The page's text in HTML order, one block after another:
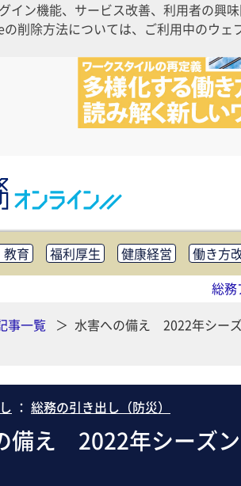
イン機能、サービス改善、利用者の興
削除方法については、ご利用中のウ
育 福利厚生 健康経営 働き方
ネジメント・BCP 社外・社内広報
助成金・補助金
総務
事一覧 水害への備え 2022年シー
： 総務の引き出し（防災）
備え 2022年シーズ